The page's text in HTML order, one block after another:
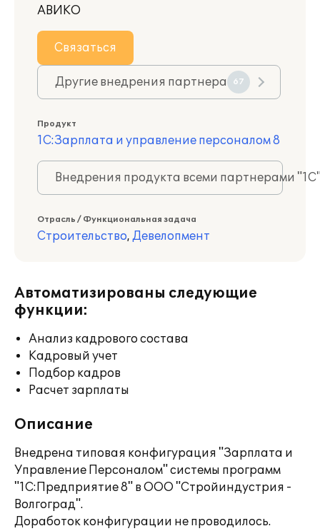
АВИКО
Связаться
Другие внедрения партнера 67
Продукт
1С:Зарплата и управление персоналом 8
Внедрения продукта всеми партнерами
Отрасль / Функциональная задача
Строительство, Девелопмент
Автоматизированы следующие
функции:
Анализ кадрового состава
Кадровый учет
Подбор кадров
Расчет зарплаты
Описание
Внедрена типовая конфигурация "Зарплата и
Управление Персоналом" системы программ
"1С:Предприятие 8" в ООО "Стройиндустрия -
Волгоград".
Доработок конфигурации не проводилось.